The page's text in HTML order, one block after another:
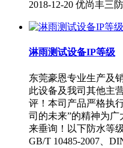
2018-12-20 优尚丰三
淋雨测试设备IP等级
东莞豪恩专业生产及
此设备及我司其他主
评！本司产品严格执
司的未来”的精神为
来垂询！以下防水等
GB/T 10485-2007、